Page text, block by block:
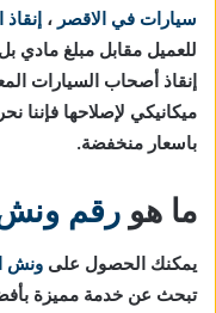
سيارات في الاقصر ،
للعميل مقابل مبلغ مادي
إنقاذ أصحاب السيارات
ميكانيكي لإصلاحها
باسعار منخفضة.
ما هو رقم ونش
يمكنك الحصول على ونش
تبحث عن خدمة مميزة